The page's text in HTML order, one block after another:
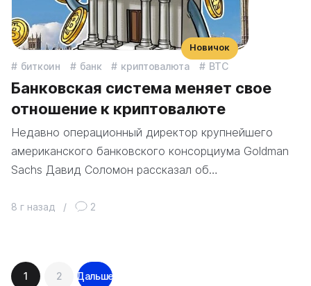
биткоин банк криптовалюта BTC
Банковская система меняет свое
отношение к криптовалюте
Недавно операционный директор крупнейшего
американского банковского консорциума Goldman
Sachs Давид Соломон рассказал об…
8 г назад / 2
Новичок
Навигация
1 2 Дальше